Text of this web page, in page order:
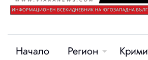
Начало Регион Крими